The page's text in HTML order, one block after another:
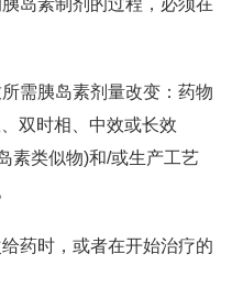
岛素制剂的过程，必须在
需胰岛素剂量改变：药物
双时相、中效或长效
素类似物)和/或生产工艺
药时，或者在开始治疗的